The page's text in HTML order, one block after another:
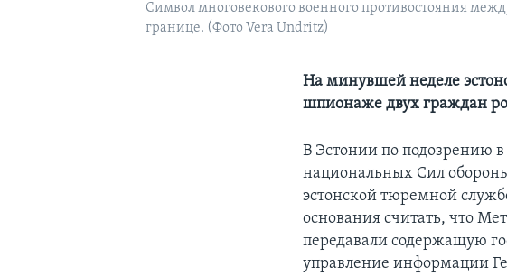
Символ многовекового военного противостояния
границе. (Фото Vera Undritz)
На минувшей неделе
шпионаже двух граждан
В Эстонии по подозрению
национальных Сил
эстонской тюремной
основания считать, что
передавали содержащую
управление информации